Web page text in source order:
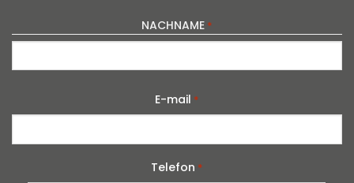
NACHNAME *
E-mail *
Telefon *